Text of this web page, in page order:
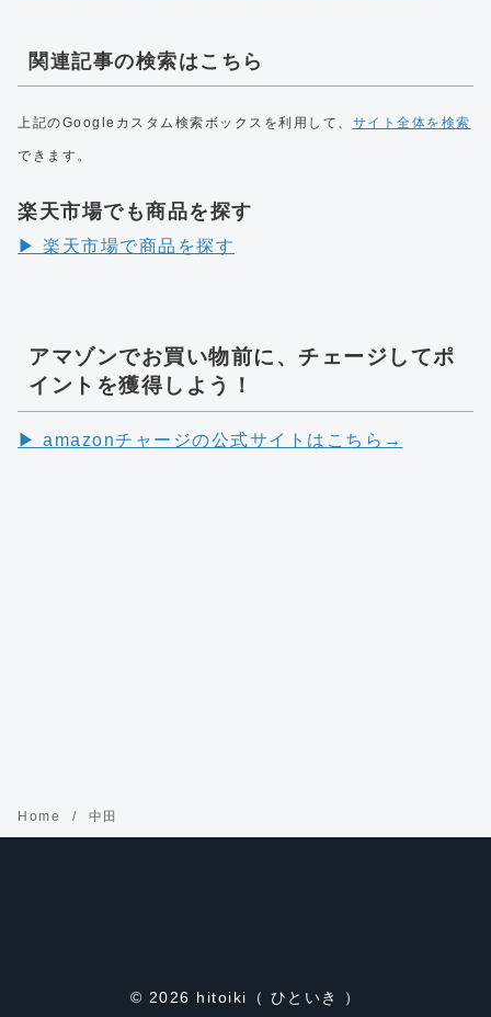
関連記事の検索はこちら
上記のGoogleカスタム検索ボックスを利用して、 サイト全体を検索
できます。
楽天市場でも商品を探す
▶︎ 楽天市場で商品を探す
アマゾンでお買い物前に、チェージしてポ
イントを獲得しよう！
▶︎ amazonチャージの公式サイトはこちら→
Home 中田
© 2026 hitoiki（ ひといき ）